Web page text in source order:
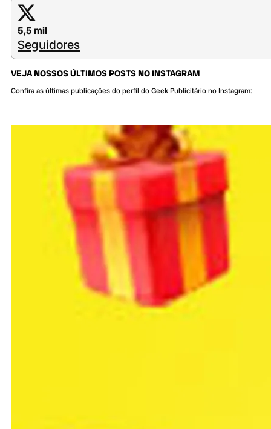
5,5 mil
Seguidores
VEJA NOSSOS ÚLTIMOS POSTS NO INSTAGRAM
Confira as últimas publicações do perfil do Geek Publicitário no Instagram: